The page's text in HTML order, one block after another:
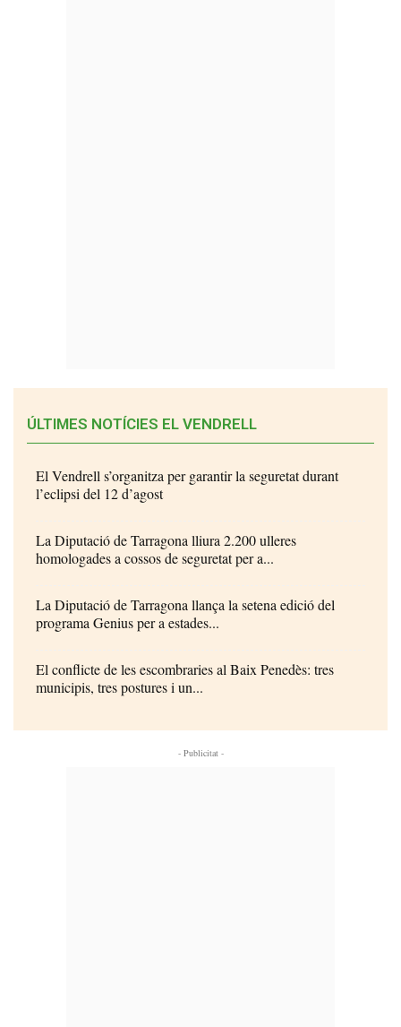
ÚLTIMES NOTÍCIES EL VENDRELL
El Vendrell s’organitza per garantir la seguretat durant
l’eclipsi del 12 d’agost
La Diputació de Tarragona lliura 2.200 ulleres
homologades a cossos de seguretat per a...
La Diputació de Tarragona llança la setena edició del
programa Genius per a estades...
El conflicte de les escombraries al Baix Penedès: tres
municipis, tres postures i un...
- Publicitat -